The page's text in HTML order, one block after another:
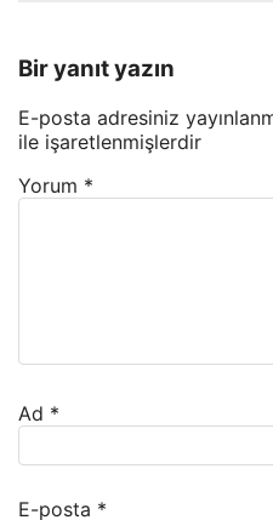
Bir yanıt yazın
E-posta adresiniz
ile işaretlenmişlerdir
Yorum *
Ad *
E-posta *